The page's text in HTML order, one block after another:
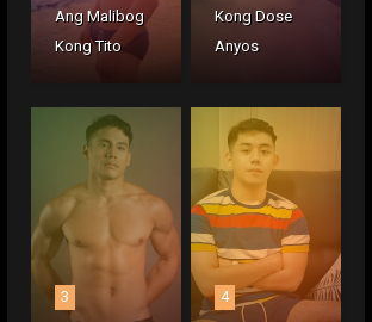
Ang Malibog
Kong Tito
Kong Dose
Anyos
3 4